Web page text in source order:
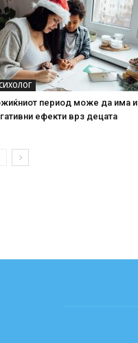
период може да има и
ефекти врз децата